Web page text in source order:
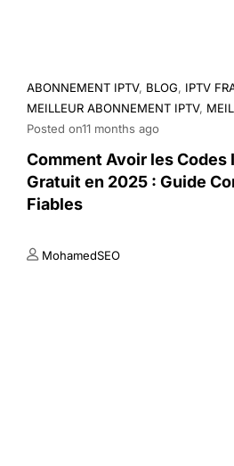
ABONNEMENT IPTV, BLOG, IPTV
MEILLEUR ABONNEMENT IPTV,
Posted on11 months ago
Comment Avoir les Codes
Gratuit en 2025 : Guide
Fiables
MohamedSEO